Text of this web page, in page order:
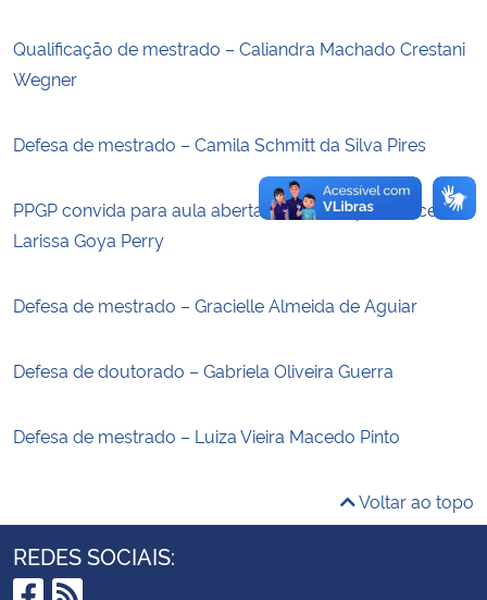
Gabinete de Segurança Institucional
Advocacia-Geral da União
Banco Central do Brasil
Qualificação de mestrado – Caliandra Machado Crestani
Wegner
Defesa de mestrado – Camila Schmitt da Silva Pires
PPGP convida para aula aberta ministrada pela discente
Larissa Goya Perry
Defesa de mestrado – Gracielle Almeida de Aguiar
Defesa de doutorado – Gabriela Oliveira Guerra
Defesa de mestrado – Luiza Vieira Macedo Pinto
Voltar ao topo
REDES SOCIAIS: